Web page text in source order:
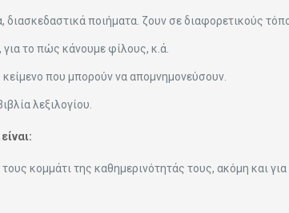
διασκεδαστικά ποιήματα. ζουν σε διαφορετικούς
για το πώς κάνουμε φίλους, κ.ά.
που μπορούν να απομνημονεύσουν.
λεξιλογίου.
κομμάτι της καθημερινότητάς τους, ακόμη και για